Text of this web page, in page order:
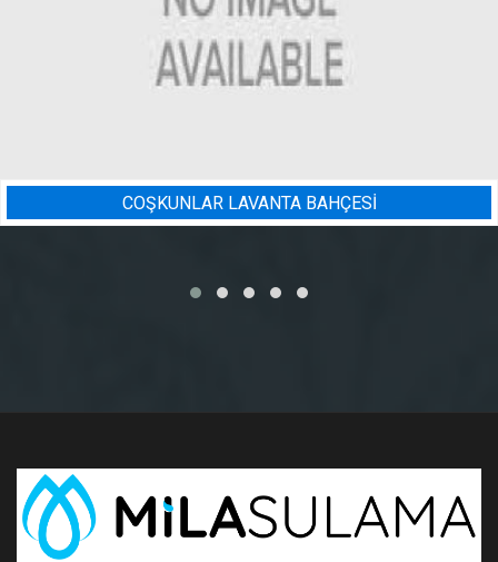
BADEM BAHÇESI